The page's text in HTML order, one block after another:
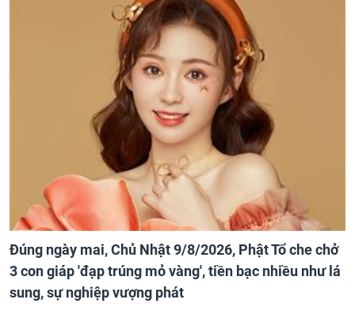
Đúng ngày mai, Chủ Nhật 9/8/2026, Phật Tổ che chở
3 con giáp 'đạp trúng mỏ vàng', tiền bạc nhiều như lá
sung, sự nghiệp vượng phát